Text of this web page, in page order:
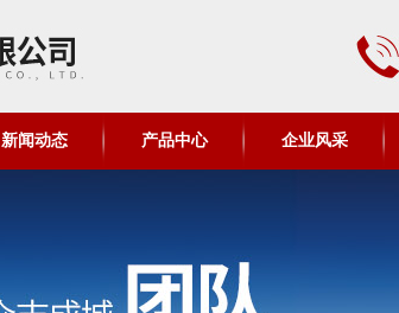
新闻动态 产品中心 企业风采